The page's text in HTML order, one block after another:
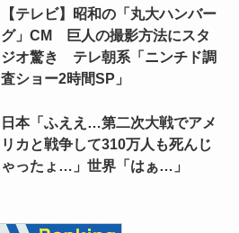
【テレビ】昭和の「丸大ハンバー
グ」CM 巨人の撮影方法にスタ
ジオ驚き テレ朝系「ニンチド調
査ショー2時間SP」
日本「ふええ…第二次大戦でアメ
リカと戦争して310万人も死んじ
ゃったょ…」世界「はぁ…」